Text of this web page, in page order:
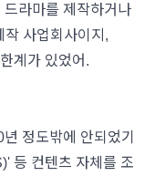
라마를 제작하거나
작 사업회사이지,
계가 있었어.
정도밖에 안되었기
등 컨텐츠 자체를 조